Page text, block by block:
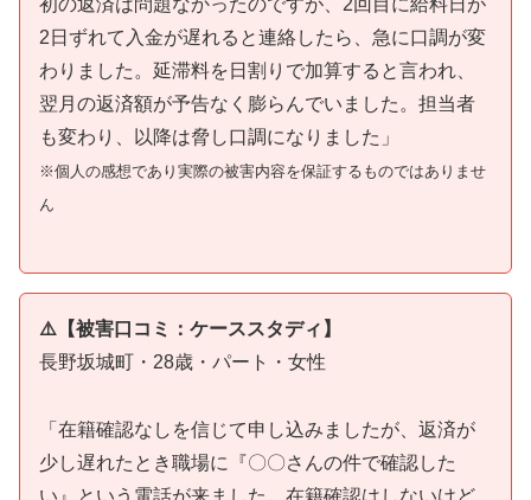
2日ずれて入金が遅れると連絡したら、急に口調が変
わりました。延滞料を日割りで加算すると言われ、
翌月の返済額が予告なく膨らんでいました。担当者
も変わり、以降は脅し口調になりました」
※個人の感想であり実際の被害内容を保証するものではありませ
ん
⚠️【被害口コミ：ケーススタディ】
長野坂城町・28歳・パート・女性
「在籍確認なしを信じて申し込みましたが、返済が
少し遅れたとき職場に『〇〇さんの件で確認した